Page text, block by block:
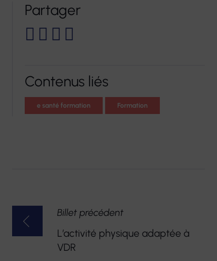
Partager
Contenus liés
e santé formation Formation
NAVIGATION
DE
L’ARTICLE
Billet précédent
L’activité physique adaptée à
VDR